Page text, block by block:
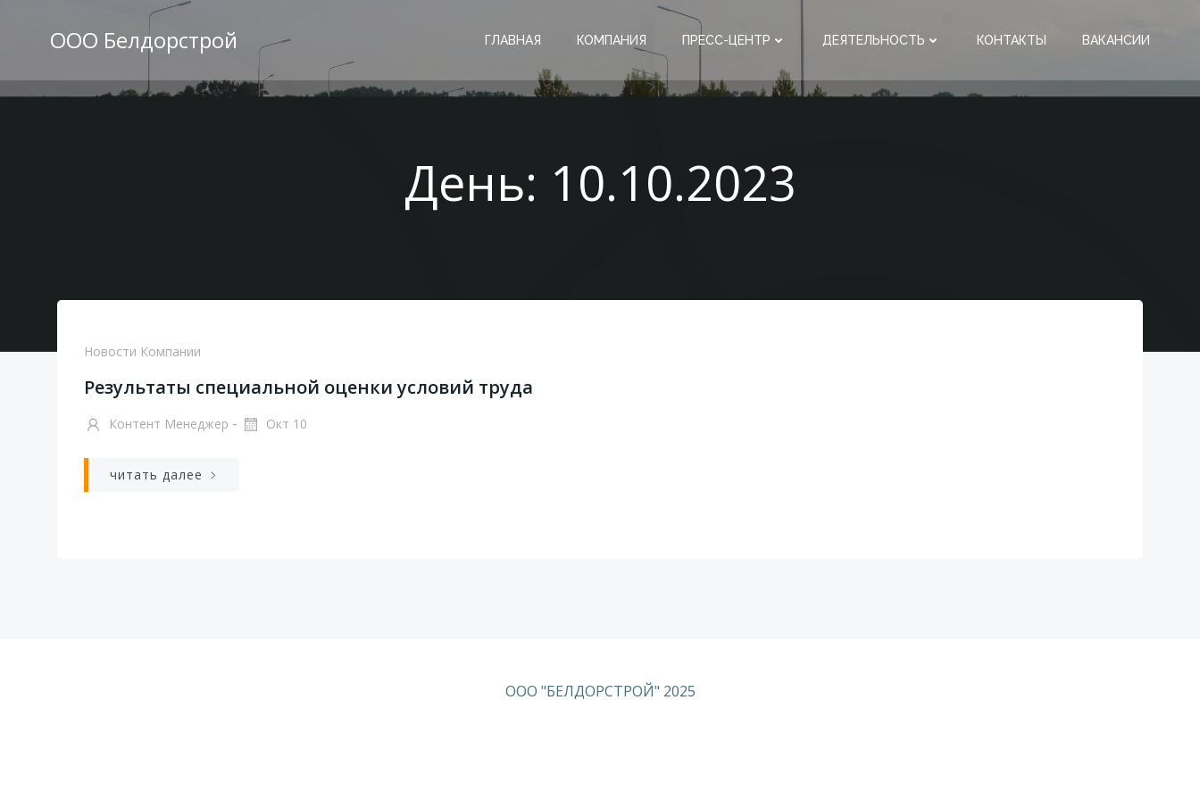
содержимомуООО Белдорстрой ГЛАВНАЯ КОМПАНИЯ ПРЕСС-ЦЕНТР ДЕЯТЕЛЬНОСТЬ КОНТАКТЫ ВАКАНСИИ
День: 10.10.2023
Новости Компании
Результаты специальной оценки условий труда
Контент Менеджер - Окт 10
читать далее
ООО "БЕЛДОРСТРОЙ" 2025